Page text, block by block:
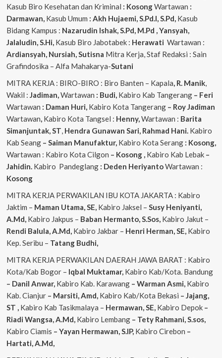
Kasub Biro Kesehatan dan Kriminal : KosongWartawan :
Darmawan, Kasub Umum : Akh Hujaemi, S.Pd.I, S.Pd, Kasub
Bidang Kampus : Nazarudin Ishak, S.Pd, M.Pd , Yansyah,
Jalaludin, S.Hi, Kasub Biro Jabotabek : Herawati Wartawan :
Ardiansyah, Nursiah, Sutisna Mitra Kerja, Staf Redaksi : Sain
Grafindosika – Alfa Mahakarya-Sutani
MITRA KERJA : BIRO-BIRO : Biro Banten – Kapala, R. Manik,
Wakil : Jadiman,Wartawan : Budi, Kabiro Kab Tangerang– Feri
Wartawan : Daman Huri, Kabiro Kota Tangerang– Roy Jadiman
Wartawan, Kabiro Kota Tangsel : Henny,Wartawan : Barita
Simanjuntak, ST, Hendra Gunawan Sari, Rahmad Hani. Kabiro
Kab Seang– Saiman Manufaktur, Kabiro Kota Serang : Kosong,
Wartawan : Kabiro Kota Cilgon – Kosong , Kabiro Kab Lebak–
Jahidin. Kabiro Pandeglang : Deden HeriyantoWartawan :
Kosong
MITRA KERJA PERWAKILAN IBU KOTA JAKARTA : Kabiro
Jaktim – Maman Utama, SE, Kabiro Jaksel – Susy Heniyanti,
A.Md, Kabiro Jakpus – Baban Hermanto, S.Sos, Kabiro Jakut –
Rendi Balula, A.Md, Kabiro Jakbar – Henri Herman, SE, Kabiro
Kep. Seribu – Tatang Budhi,
MITRA KERJA PERWAKILAN DAERAH JAWA BARAT : Kabiro
Kota/Kab Bogor – Iqbal Muktamar, Kabiro Kab/Kota. Bandung
– Danil Anwar, Kabiro Kab. Karawang – Warman Asmi, Kabiro
Kab. Cianjur– Marsiti, Amd, Kabiro Kab/Kota Bekasi – Jajang,
ST , Kabiro Kab Tasikmalaya – Hermawan, SE, Kabiro Depok–
Riadi Wangsa, A.Md, Kabiro Lembang– Tety Rahmani, S.sos,
Kabiro Ciamis – Yayan Hermawan, S.IP, Kabiro Cirebon –
Hartati, A.Md,